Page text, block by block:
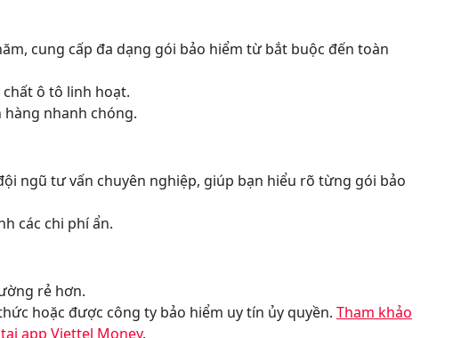
cung cấp đa dạng gói bảo hiểm từ bắt buộc đến toàn
chất ô tô linh hoạt.
nhanh chóng.
ngũ tư vấn chuyên nghiệp, giúp bạn hiểu rõ từng gói bảo
các chi phí ẩn.
rẻ hơn.
hoặc được công ty bảo hiểm uy tín ủy quyền. Tham khảo
app Viettel Money.